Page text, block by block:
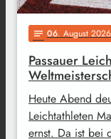
notes 06. August
Passauer
Heute Abend
Leichtathleten
ernst. Da ist bei